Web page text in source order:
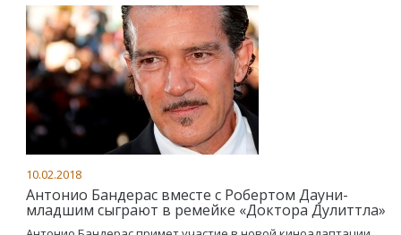
10.02.2018
Антонио Бандерас вместе с Робертом Дауни-
младшим сыграют в ремейке «Доктора Дулиттла»